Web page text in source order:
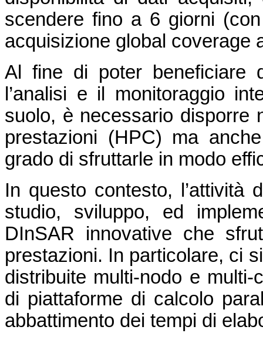
scendere fino a 6 giorni
acquisizione global coverage
Al fine di poter beneficiare
l’analisi e il monitoraggio
suolo, è necessario disporre
prestazioni (HPC) ma
grado di sfruttarle in modo
In questo contesto, l’attività
studio, sviluppo, ed
DInSAR innovative che
prestazioni. In particolare, ci
distribuite multi-nodo e
di piattaforme di calcolo
abbattimento dei tempi di